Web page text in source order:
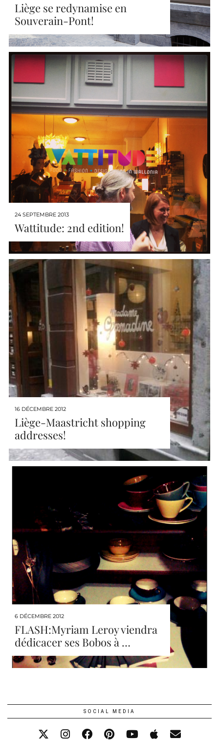
Liège se redynamise en
Souverain-Pont!
24 SEPTEMBRE 2013
Wattitude: 2nd edition!
16 DÉCEMBRE 2012
Liège-Maastricht shopping
addresses!
6 DÉCEMBRE 2012
FLASH:Myriam Leroy viendra
dédicacer ses Bobos à …
SOCIAL MEDIA